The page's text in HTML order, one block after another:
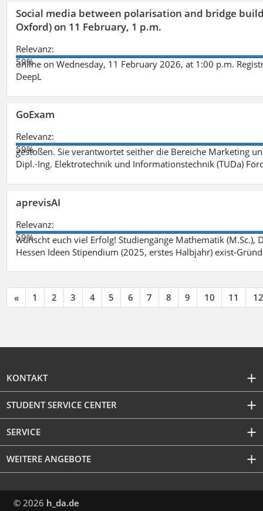
Social media between polarisation and bridge
Oxford) on 11 February, 1 p.m.
Relevanz:
59%
online on Wednesday, 11 February 2026, at 1:00 p.m.
DeepL
GoExam
Relevanz:
59%
gestoßen. Sie verantwortet seither die Bereiche Marketing
Dipl.-Ing. Elektrotechnik und Informationstechnik (TUDa)
aprevisAI
Relevanz:
59%
wünscht euch viel Erfolg! Studiengänge Mathematik (M.Sc.),
Hessen Ideen Stipendium (2025, erstes Halbjahr) exist-
« 1 2 3 4 5 6 7 8 9 10 11 12
KONTAKT
STUDENT SERVICE CENTER
SERVICE
WEITERE ANGEBOTE
© 2026 h_da.de